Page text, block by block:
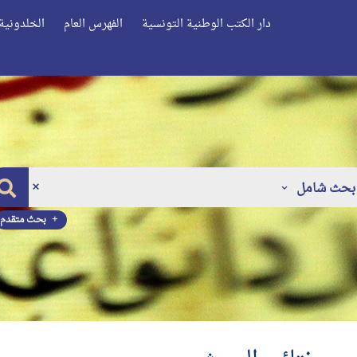
دار الكتب الوطنية التونسية الفهرس العام
بحث شامل
بحث متقدم